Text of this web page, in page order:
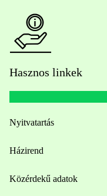
Hasznos linkek
Nyitvatartás
Házirend
Közérdekű adatok